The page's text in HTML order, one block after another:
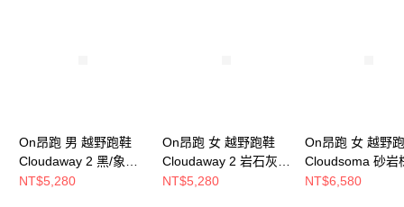
On昂跑 男 越野跑鞋
Cloudaway 2 黑/象牙
白
NT$5,280
On昂跑 女 越野跑鞋
Cloudaway 2 岩石灰/
象牙白
NT$5,280
On昂跑 女 越野
Cloudsoma 砂岩
NT$6,580